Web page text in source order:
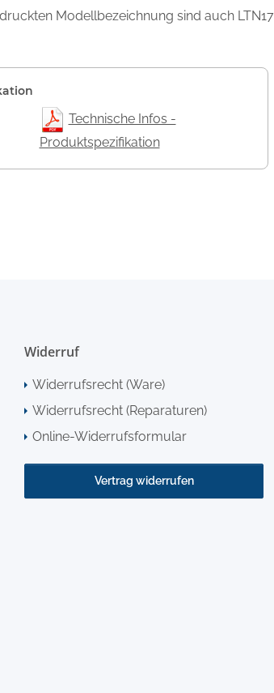
Modellbezeichnung sind auch
Technische Infos -
Produktspezifikation
Widerruf
Widerrufsrecht (Ware)
Widerrufsrecht (Reparaturen)
Online-Widerrufsformular
Vertrag widerrufen